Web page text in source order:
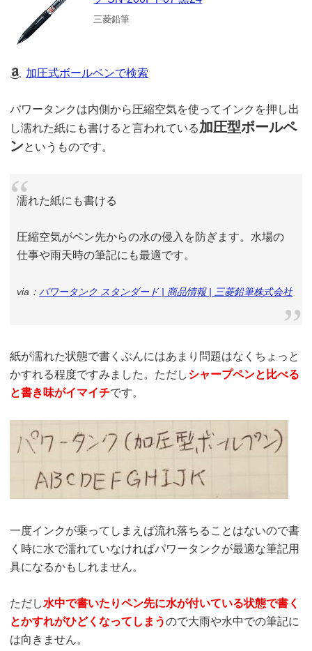
三菱鉛筆
加圧式ボールペンで検索
パワータンクは内側から圧縮空気を使ってインクを押し出
し濡れた紙にも書けると言われている加圧型ボールペ
ンというものです。
濡れた紙にも書ける
圧縮空気がペン先からの水の侵入を防ぎます。水場の
仕事や雨天時の筆記にも最適です。
via： パワータンク スタンダード | 商品情報 | 三菱鉛筆株式会社
紙が濡れた状態で書くぶんにはあまり問題はなくちょっと
かすれる程度ですみました。ただしシャープペンと比べる
と書き味がイマイチです。
一度インクが乗ってしまえば流れ落ちることはないので書
く時に水で濡れていなければパワータンクが最適な筆記用
具になるかもしれません。
ただし水中で書いたりペン先に水が付いている状態で書く
とかすれがひどくなってしまうので大雨や水中での筆記に
は向きません。